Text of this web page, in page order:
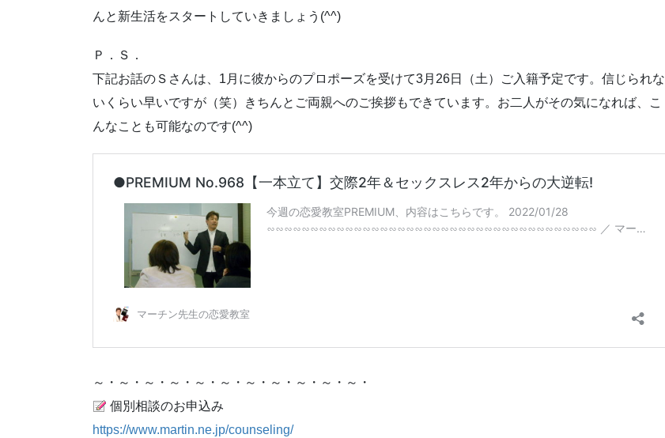
んと新生活をスタートしていきましょう(^^)
Ｐ．Ｓ．
下記お話のＳさんは、1月に彼からのプロポーズを受けて3月26日（土）ご入籍予定です。信じられな
いくらい早いですが（笑）きちんとご両親へのご挨拶もできています。お二人がその気になれば、こ
んなことも可能なのです(^^)
～・～・～・～・～・～・～・～・～・～・～・
個別相談のお申込み
https://www.martin.ne.jp/counseling/